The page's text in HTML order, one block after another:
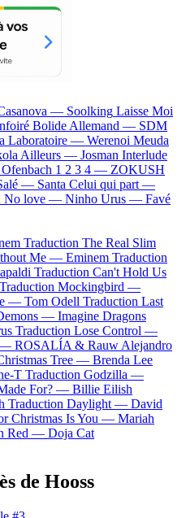
— Soolking Laisse Moi
Bolide Allemand — SDM
Laboratoire — Werenoi Meuda
Ailleurs — Josman Interlude
Ofenbach 1 2 3 4 — ZOKUSH
— Santa Celui qui part —
No love — Ninho Urus — Favé
Traduction The Real Slim
Me — Eminem Traduction
Traduction Can't Hold Us
Traduction Mockingbird —
— Tom Odell Traduction Last
— Imagine Dragons
Traduction Lose Control —
— ROSALÍA & Rauw Alejandro
Tree — Brenda Lee
T Traduction Godzilla —
For? — Billie Eilish
Traduction Daylight — David
Christmas Is You — Mariah
Red — Doja Cat
de Hooss